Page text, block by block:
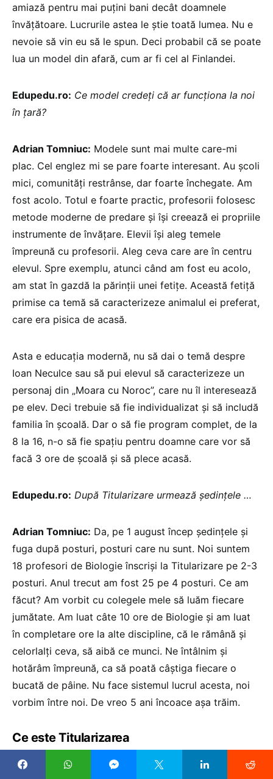
amiază pentru mai puțini bani decât doamnele
învățătoare. Lucrurile astea le știe toată lumea. Nu e
nevoie să vin eu să le spun. Deci probabil că se poate
lua un model din afară, cum ar fi cel al Finlandei.
Edupedu.ro: Ce model credeți că ar funcționa la noi
în țară?
Adrian Tomniuc: Modele sunt mai multe care-mi
plac. Cel englez mi se pare foarte interesant. Au școli
mici, comunități restrânse, dar foarte închegate. Am
fost acolo. Totul e foarte practic, profesorii folosesc
metode moderne de predare și își creează ei propriile
instrumente de învățare. Elevii își aleg temele
împreună cu profesorii. Aleg ceva care are în centru
elevul. Spre exemplu, atunci când am fost eu acolo,
am stat în gazdă la părinții unei fetițe. Această fetiță
primise ca temă să caracterizeze animalul ei preferat,
care era pisica de acasă.
Asta e educația modernă, nu să dai o temă despre
Ioan Neculce sau să pui elevul să caracterizeze un
personaj din „Moara cu Noroc”, care nu îl interesează
pe elev. Deci trebuie să fie individualizat și să includă
familia în școală. Dar o să fie program complet, de la
8 la 16, n-o să fie spațiu pentru doamne care vor să
facă 3 ore de școală și să plece acasă.
Edupedu.ro: După Titularizare urmează ședințele …
Adrian Tomniuc: Da, pe 1 august încep ședințele și
fuga după posturi, posturi care nu sunt. Noi suntem
18 profesori de Biologie înscriși la Titularizare pe 2-3
posturi. Anul trecut am fost 25 pe 4 posturi. Ce am
făcut? Am vorbit cu colegele mele să luăm fiecare
jumătate. Am luat câte 10 ore de Biologie și am luat
în completare ore la alte discipline, că le rămână și
celorlalți ceva, să aibă ce munci. Ne întâlnim și
hotărâm împreună, ca să poată câștiga fiecare o
bucată de pâine. Nu face sistemul lucrul acesta, noi
vorbim între noi. De vreo 5 ani încoace așa trăim.
Ce este Titularizarea
Titularizarea este examenul de angajare pe o